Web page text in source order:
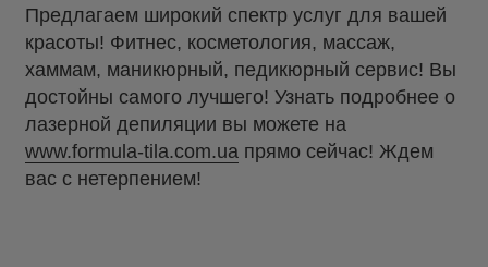
Предлагаем широкий спектр услуг для вашей
красоты! Фитнес, косметология, массаж,
хаммам, маникюрный, педикюрный сервис! Вы
достойны самого лучшего! Узнать подробнее о
лазерной депиляции вы можете на
www.formula-tila.com.ua прямо сейчас! Ждем
вас с нетерпением!